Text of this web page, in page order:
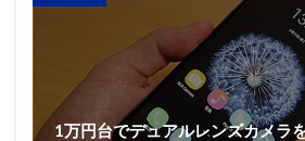
1万円台でデュアルレンズカメラ